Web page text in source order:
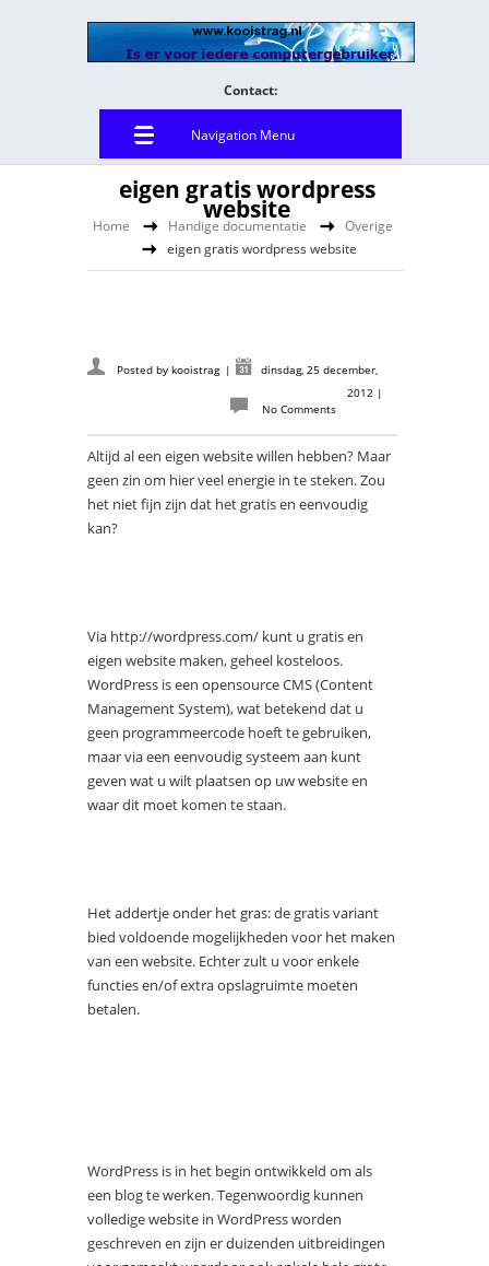
Contact:
Navigation Menu
Home Handige documentatie
Overige
eigen gratis wordpress website
eigen gratis wordpress
website
Posted by kooistrag |
dinsdag, 25 december,
2012 |
No Comments
Altijd al een eigen website willen hebben? Maar
geen zin om hier veel energie in te steken. Zou
het niet fijn zijn dat het gratis en eenvoudig
kan?
Via http://wordpress.com/ kunt u gratis en
eigen website maken, geheel kosteloos.
WordPress is een opensource CMS (Content
Management System), wat betekend dat u
geen programmeercode hoeft te gebruiken,
maar via een eenvoudig systeem aan kunt
geven wat u wilt plaatsen op uw website en
waar dit moet komen te staan.
Het addertje onder het gras: de gratis variant
bied voldoende mogelijkheden voor het maken
van een website. Echter zult u voor enkele
functies en/of extra opslagruimte moeten
betalen.
WordPress is in het begin ontwikkeld om als
een blog te werken. Tegenwoordig kunnen
volledige website in WordPress worden
geschreven en zijn er duizenden uitbreidingen